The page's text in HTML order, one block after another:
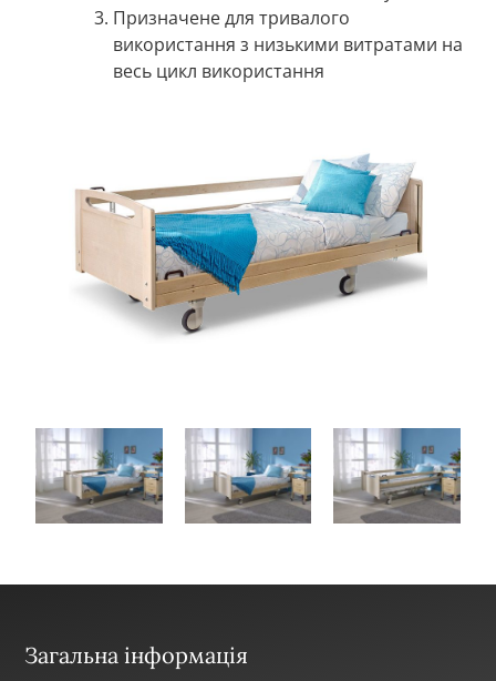
Призначене для тривалого
використання з низькими витратами на
весь цикл використання
Загальна інформація